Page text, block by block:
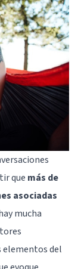
que más de
asociadas
mucha
elementos del